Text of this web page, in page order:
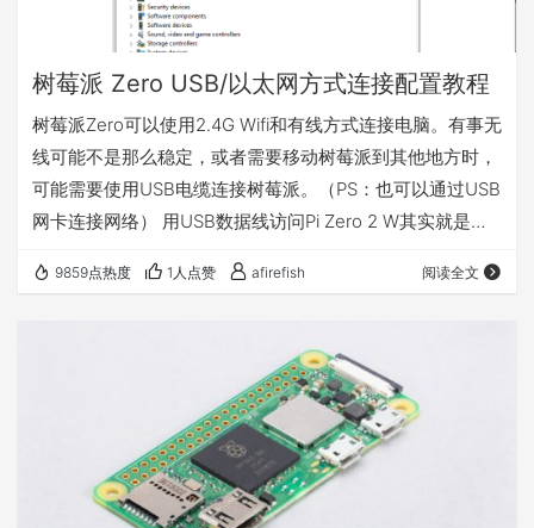
树莓派 Zero USB/以太网方式连接配置教程
树莓派Zero可以使用2.4G Wifi和有线方式连接电脑。有事无
线可能不是那么稳定，或者需要移动树莓派到其他地方时，
可能需要使用USB电缆连接树莓派。（PS：也可以通过USB
网卡连接网络） 用USB数据线访问Pi Zero 2 W其实就是使
的设置比较繁琐，好在新版的Raspbian内核不需要额外安装
一样，不像串口那样只能打开一个终端。方法如下： 1、配
9859点热度 1人点赞 afirefish 阅读全文